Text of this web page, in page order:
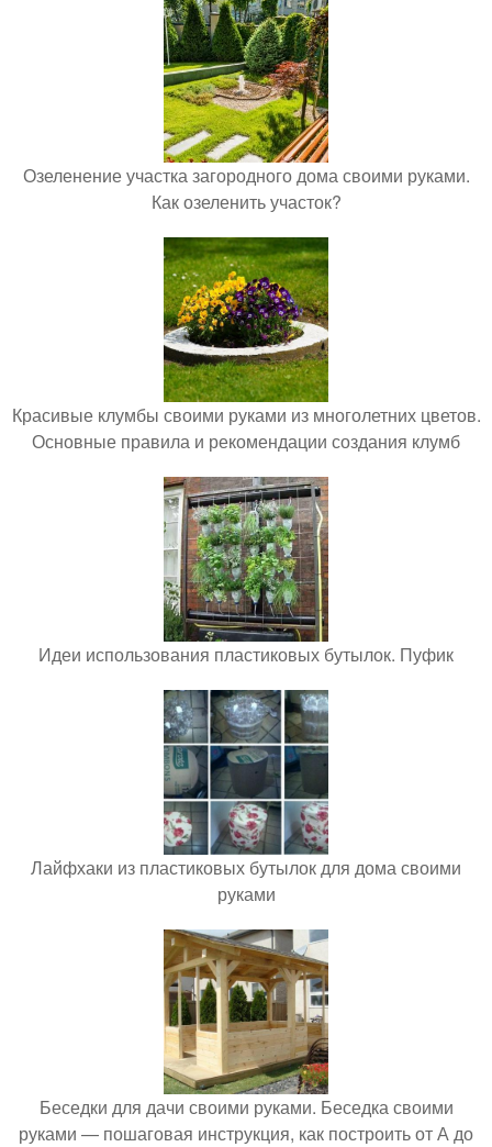
Озеленение участка загородного дома своими руками.
Как озеленить участок?
Красивые клумбы своими руками из многолетних цветов.
Основные правила и рекомендации создания клумб
Идеи использования пластиковых бутылок. Пуфик
Лайфхаки из пластиковых бутылок для дома своими
руками
Беседки для дачи своими руками. Беседка своими
руками — пошаговая инструкция, как построить от А до